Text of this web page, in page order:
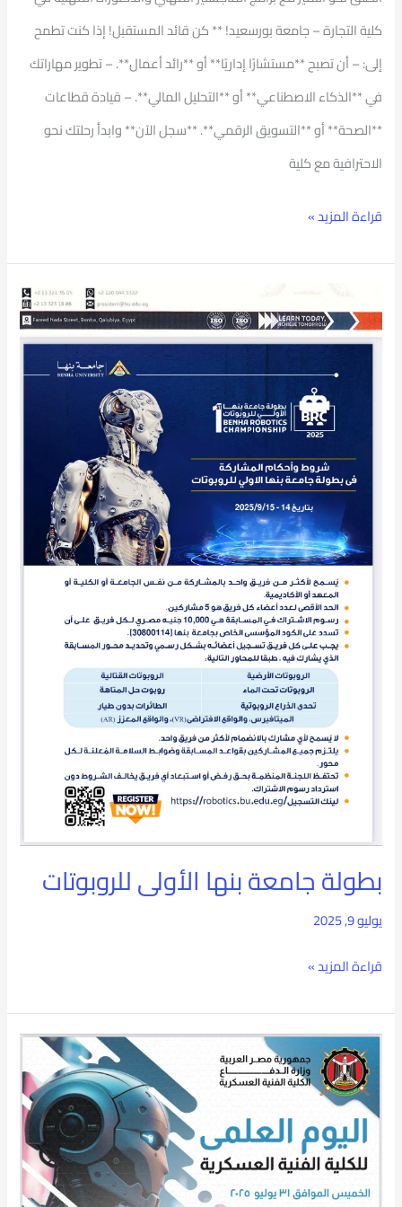
كلية التجارة – جامعة بورسعيد! ** كن قائد المستقبل! إذا كنت تطمح
إلى: – أن تصبح **مستشارًا إداريًا** أو **رائد أعمال**. – تطوير مهاراتك
في **الذكاء الاصطناعي** أو **التحليل المالي**. – قيادة قطاعات
**الصحة** أو **التسويق الرقمي**. **سجل الآن** وابدأ رحلتك نحو
الاحترافية مع كلية
قراءة المزيد »
بطولة جامعة بنها الأولى للروبوتات
يوليو 9, 2025
جامعة
قراءة المزيد »
“الأسبوع
العلمي
للكلية
الفنية
العسكرية